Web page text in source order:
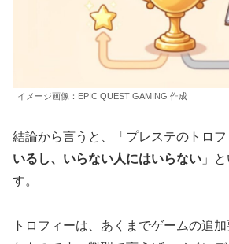
イメージ画像：EPIC QUEST GAMING 作成
結論から言うと、「プレステのトロフ
いるし、いらない人にはいらない 」
す。
トロフィーは、あくまでゲームの追